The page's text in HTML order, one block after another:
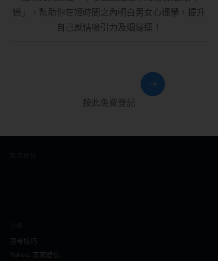
迷」，幫助你在短時間之內明白男女心理學，提升
自己感情吸引力及姻緣運！
按此免費登記
思考技巧
Yahoo 玄來愛情